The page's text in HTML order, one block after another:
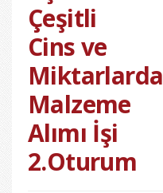
Çeşitli
Cins ve
Miktarlarda
Malzeme
Alımı İşi
2.Oturum